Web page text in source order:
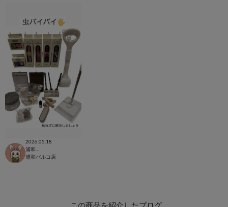
2026.05.18
浦和パルコ店
この商品を紹介したブログ